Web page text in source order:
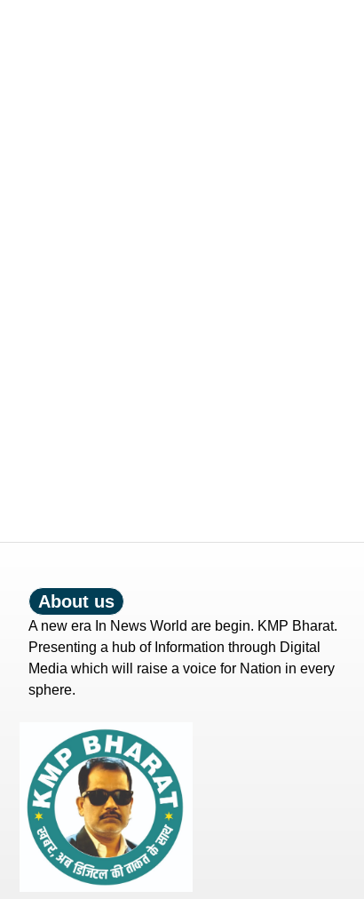
About us
A new era In News World are begin. KMP Bharat.
Presenting a hub of Information through Digital
Media which will raise a voice for Nation in every
sphere.